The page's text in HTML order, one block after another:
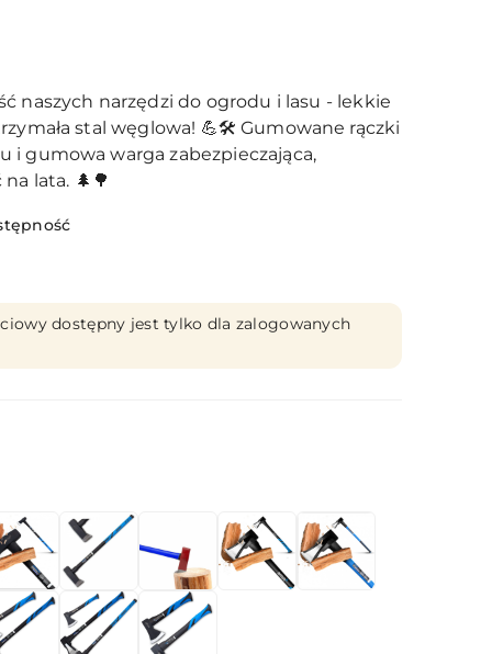
naszych narzędzi do ogrodu i lasu - lekkie
stal węglowa! 💪🛠️ Gumowane rączki
i gumowa warga zabezpieczająca,
lata. 🌲🌳
dostępny jest tylko dla zalogowanych